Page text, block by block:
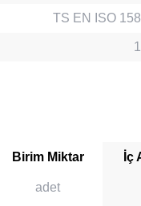
TS EN ISO
Birim Miktar İç
adet